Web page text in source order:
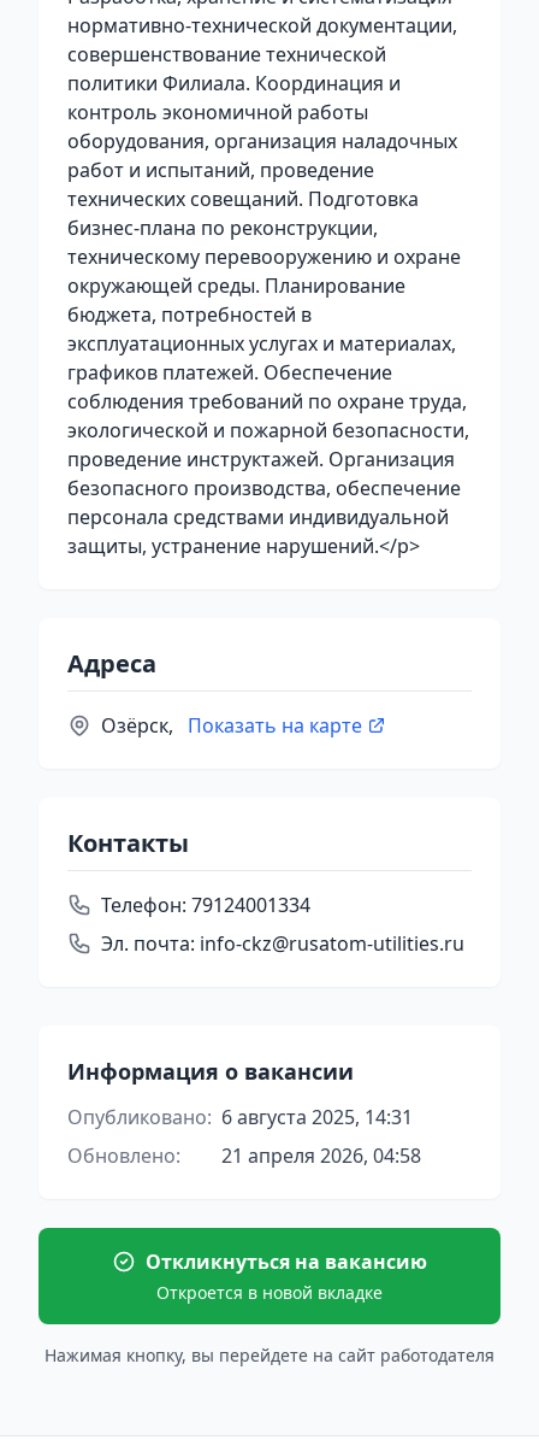
нормативно-технической документации,
совершенствование технической
политики Филиала. Координация и
контроль экономичной работы
оборудования, организация наладочных
работ и испытаний, проведение
технических совещаний. Подготовка
бизнес-плана по реконструкции,
техническому перевооружению и охране
окружающей среды. Планирование
бюджета, потребностей в
эксплуатационных услугах и материалах,
графиков платежей. Обеспечение
соблюдения требований по охране труда,
экологической и пожарной безопасности,
проведение инструктажей. Организация
безопасного производства, обеспечение
персонала средствами индивидуальной
защиты, устранение нарушений.</p>
Адреса
Озёрск, Показать на карте
Контакты
Телефон: 79124001334
Эл. почта: info-ckz@rusatom-utilities.ru
Информация о вакансии
Опубликовано: 6 августа 2025, 14:31
Обновлено:
21 апреля 2026, 04:58
Откликнуться на вакансию
Откроется в новой вкладке
Нажимая кнопку, вы перейдете на сайт работодателя